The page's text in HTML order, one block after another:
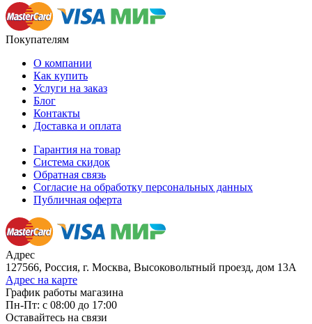
Покупателям
О компании
Как купить
Услуги на заказ
Блог
Контакты
Доставка и оплата
Гарантия на товар
Система скидок
Обратная связь
Согласие на обработку персональных данных
Публичная оферта
Адрес
127566, Россия, г. Москва, Высоковольтный проезд, дом 13А
Адрес на карте
График работы магазина
Пн-Пт: с 08:00 до 17:00
Оставайтесь на связи